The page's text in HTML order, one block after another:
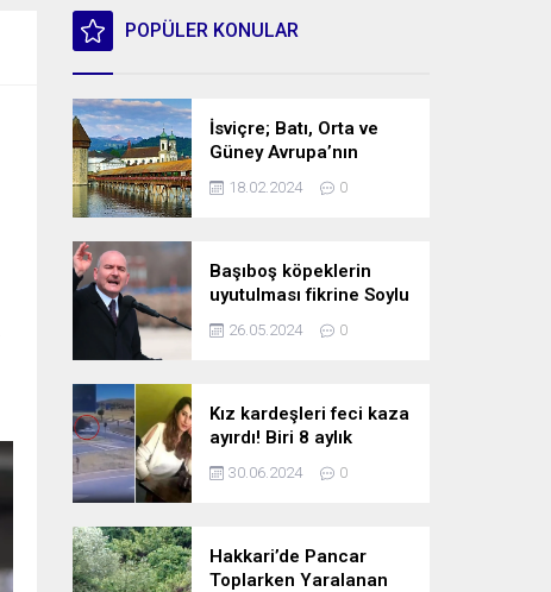
POPÜLER KONULAR
İsviçre; Batı, Orta ve
Güney Avrupa’nın
kesişme noktasında
bulunan bir ülke.
18.02.2024 0
Başıboş köpeklerin
uyutulması fikrine Soylu
da karşı çıktı: Gönlüm
razı değil
26.05.2024 0
Kız kardeşleri feci kaza
ayırdı! Biri 8 aylık
hamile iki kız kardeş
hayatını kaybetti
30.06.2024 0
Hakkari’de Pancar
Toplarken Yaralanan